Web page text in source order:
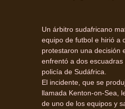
Un árbitro sudafricano
equipo de futbol e hirió a
protestaron una decisión
enfrentó a dos
policía de Sudáfrica.
El incidente, que se
llamada Kenton-on-Sea,
de uno de los equipos y